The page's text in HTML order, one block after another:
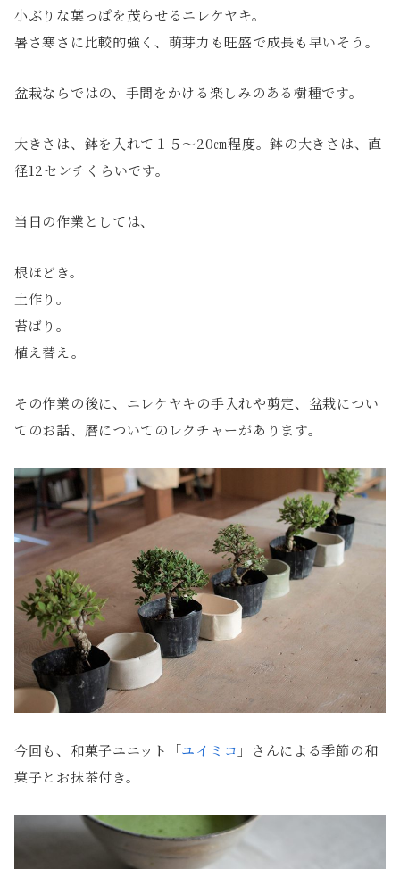
小ぶりな葉っぱを茂らせるニレケヤキ。
暑さ寒さに比較的強く、萌芽力も旺盛で成長も早いそう。
盆栽ならではの、手間をかける楽しみのある樹種です。
大きさは、 鉢を入れて１５～20㎝程度。鉢の大きさは、直
径12センチくらいです。
当日の作業としては、
根ほどき。
土作り。
苔ばり。
植え替え。
その作業の後に、 ニレケヤキの手入れや剪定、 盆栽につい
てのお話、 暦についてのレクチャーがあります。
今回も、 和菓子ユニット「ユイミコ 」さんによる季節の和
菓子とお抹茶付き。